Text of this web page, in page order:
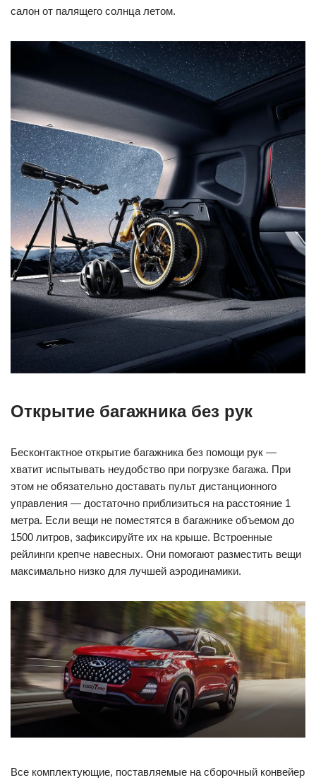
салон от палящего солнца летом.
Открытие багажника без рук
Бесконтактное открытие багажника без помощи рук —
хватит испытывать неудобство при погрузке багажа. При
этом не обязательно доставать пульт дистанционного
управления — достаточно приблизиться на расстояние 1
метра. Если вещи не поместятся в багажнике объемом до
1500 литров, зафиксируйте их на крыше. Встроенные
рейлинги крепче навесных. Они помогают разместить вещи
максимально низко для лучшей аэродинамики.
Все комплектующие, поставляемые на сборочный конвейер